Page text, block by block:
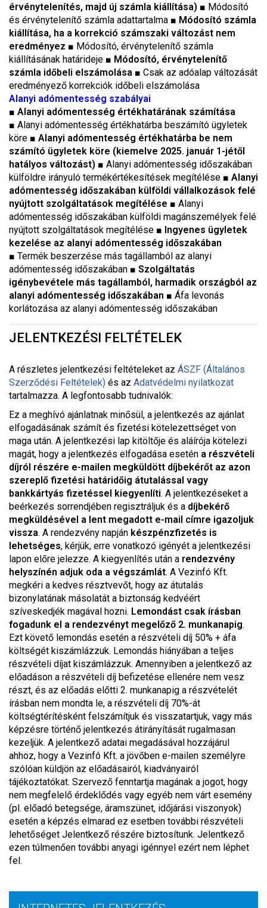
érvénytelenítés, majd új számla kiállítása) ■ Módosító
és érvénytelenítő számla adattartalma ■ Módosító számla
kiállítása, ha a korrekció számszaki változást nem
eredményez ■ Módosító, érvénytelenítő számla
kiállításának határideje ■ Módosító, érvénytelenítő
számla időbeli elszámolása ■ Csak az adóalap változását
eredményező korrekciók időbeli elszámolása
Alanyi adómentesség szabályai
■ Alanyi adómentesség értékhatárának számítása
■ Alanyi adómentesség értékhatárba beszámító ügyletek
köre ■ Alanyi adómentesség értékhatárba be nem
számító ügyletek köre (kiemelve 2025. január 1-jétől
hatályos változást) ■ Alanyi adómentesség időszakában
külföldre irányuló termékértékesítések megítélése ■ Alanyi
adómentesség időszakában külföldi vállalkozások felé
nyújtott szolgáltatások megítélése ■ Alanyi
adómentesség időszakában külföldi magánszemélyek felé
nyújtott szolgáltatások megítélése ■ Ingyenes ügyletek
kezelése az alanyi adómentesség időszakában
■ Termék beszerzése más tagállamból az alanyi
adómentesség időszakában ■ Szolgáltatás
igénybevétele más tagállamból, harmadik országból az
alanyi adómentesség időszakában ■ Áfa levonás
korlátozása az alanyi adómentesség időszakában
JELENTKEZÉSI FELTÉTELEK
A részletes jelentkezési feltételeket az ÁSZF (Általános
Szerződési Feltételek) és az Adatvédelmi nyilatkozat
tartalmazza. A legfontosabb tudnivalók:
Ez a meghívó ajánlatnak minősül, a jelentkezés az ajánlat
elfogadásának számít és fizetési kötelezettséget von
maga után. A jelentkezési lap kitöltője és aláírója kötelezi
magát, hogy a jelentkezés elfogadása esetén a részvételi
díjról részére e-mailen megküldött díjbekérőt az azon
szereplő fizetési határidőig átutalással vagy
bankkártyás fizetéssel kiegyenlíti. A jelentkezéseket a
beérkezés sorrendjében regisztráljuk és a díjbekérő
megküldésével a lent megadott e-mail címre igazoljuk
vissza. A rendezvény napján készpénzfizetés is
lehetséges, kérjük, erre vonatkozó igényét a jelentkezési
lapon előre jelezze. A kiegyenlítés után a rendezvény
helyszínén adjuk oda a végszámlát. A Vezinfó Kft.
megkéri a kedves résztvevőt, hogy az átutalás
bizonylatának másolatát a biztonság kedvéért
szíveskedjék magával hozni. Lemondást csak írásban
fogadunk el a rendezvényt megelőző 2. munkanapig.
Ezt követő lemondás esetén a részvételi díj 50% + áfa
költségét kiszámlázzuk. Lemondás hiányában a teljes
részvételi díjat kiszámlázzuk. Amennyiben a jelentkező az
előadáson a részvételi díj befizetése ellenére nem vesz
részt, és az előadás előtti 2. munkanapig a részvételét
írásban nem mondta le, a részvételi díj 70%-át
költségtérítésként felszámítjuk és visszatartjuk, vagy más
képzésre történő jelentkezés átirányítását rugalmasan
kezeljük. A jelentkező adatai megadásával hozzájárul
ahhoz, hogy a Vezinfó Kft. a jövőben e-mailen személyre
szólóan küldjön az előadásairól, kiadványairól
tájékoztatókat. Szervező fenntartja magának a jogot, hogy
nem megfelelő érdeklődés vagy egyéb nem várt esemény
(pl. előadó betegsége, áramszünet, időjárási viszonyok)
esetén a képzés elmarad ez esetben további részvételi
lehetőséget Jelentkező részére biztosítunk. Jelentkező
ezen túlmenően további anyagi igénnyel ezért nem léphet
fel.